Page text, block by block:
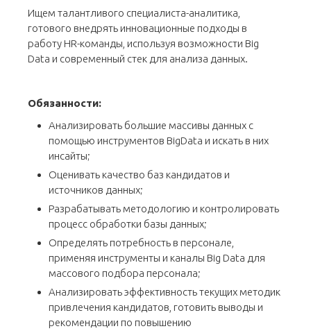
Ищем талантливого специалиста-аналитика,
готового внедрять инновационные подходы в
работу HR-команды, используя возможности Big
Data и современный стек для анализа данных.
Обязанности:
Анализировать большие массивы данных с
помощью инструментов BigData и искать в них
инсайты;
Оценивать качество баз кандидатов и
источников данных;
Разрабатывать методологию и контролировать
процесс обработки базы данных;
Определять потребность в персонале,
применяя инструменты и каналы Big Data для
массового подбора персонала;
Анализировать эффективность текущих методик
привлечения кандидатов, готовить выводы и
рекомендации по повышению